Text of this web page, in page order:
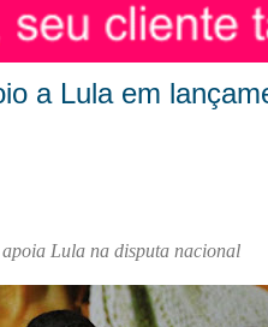
a Lula em
Lula na disputa nacional